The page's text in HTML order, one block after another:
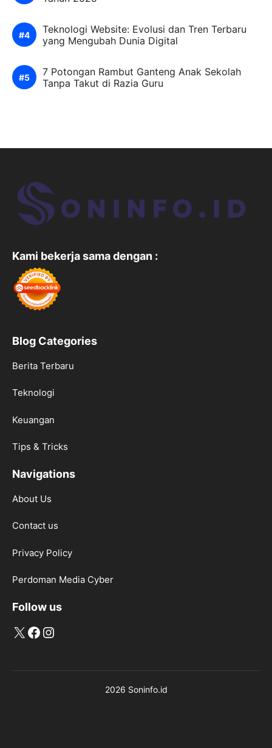
Teknologi Website: Evolusi dan Tren Terbaru
yang Mengubah Dunia Digital
7 Potongan Rambut Ganteng Anak Sekolah
Tanpa Takut di Razia Guru
Kami bekerja sama dengan :
Blog Categories
Berita Terbaru
Teknologi
Keuangan
Tips & Tricks
Navigations
About Us
Contact us
Privacy Policy
Perdoman Media Cyber
Follow us
X Facebook
Instagram
2026 Soninfo.id